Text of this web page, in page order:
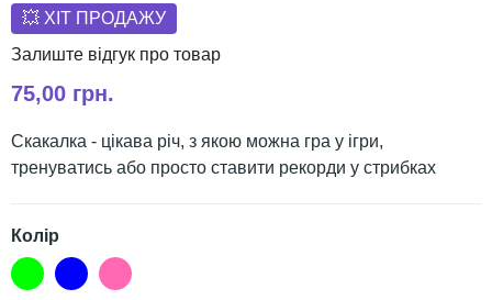
💥 ХІТ ПРОДАЖУ
75,00 грн.
Скакалка - цікава річ, з якою можна гра у ігри,
тренуватись або просто ставити рекорди у стрибках
Колір